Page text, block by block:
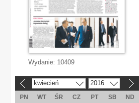
Wydanie: 10409
kwiecień 2016
PN WT ŚR CZ PT SB
ND